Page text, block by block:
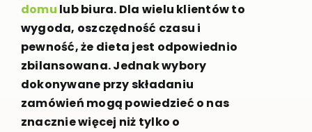
domu lub biura. Dla wielu klientów to
wygoda, oszczędność czasu i
pewność, że dieta jest odpowiednio
zbilansowana. Jednak wybory
dokonywane przy składaniu
zamówień mogą powiedzieć o nas
znacznie więcej niż tylko o